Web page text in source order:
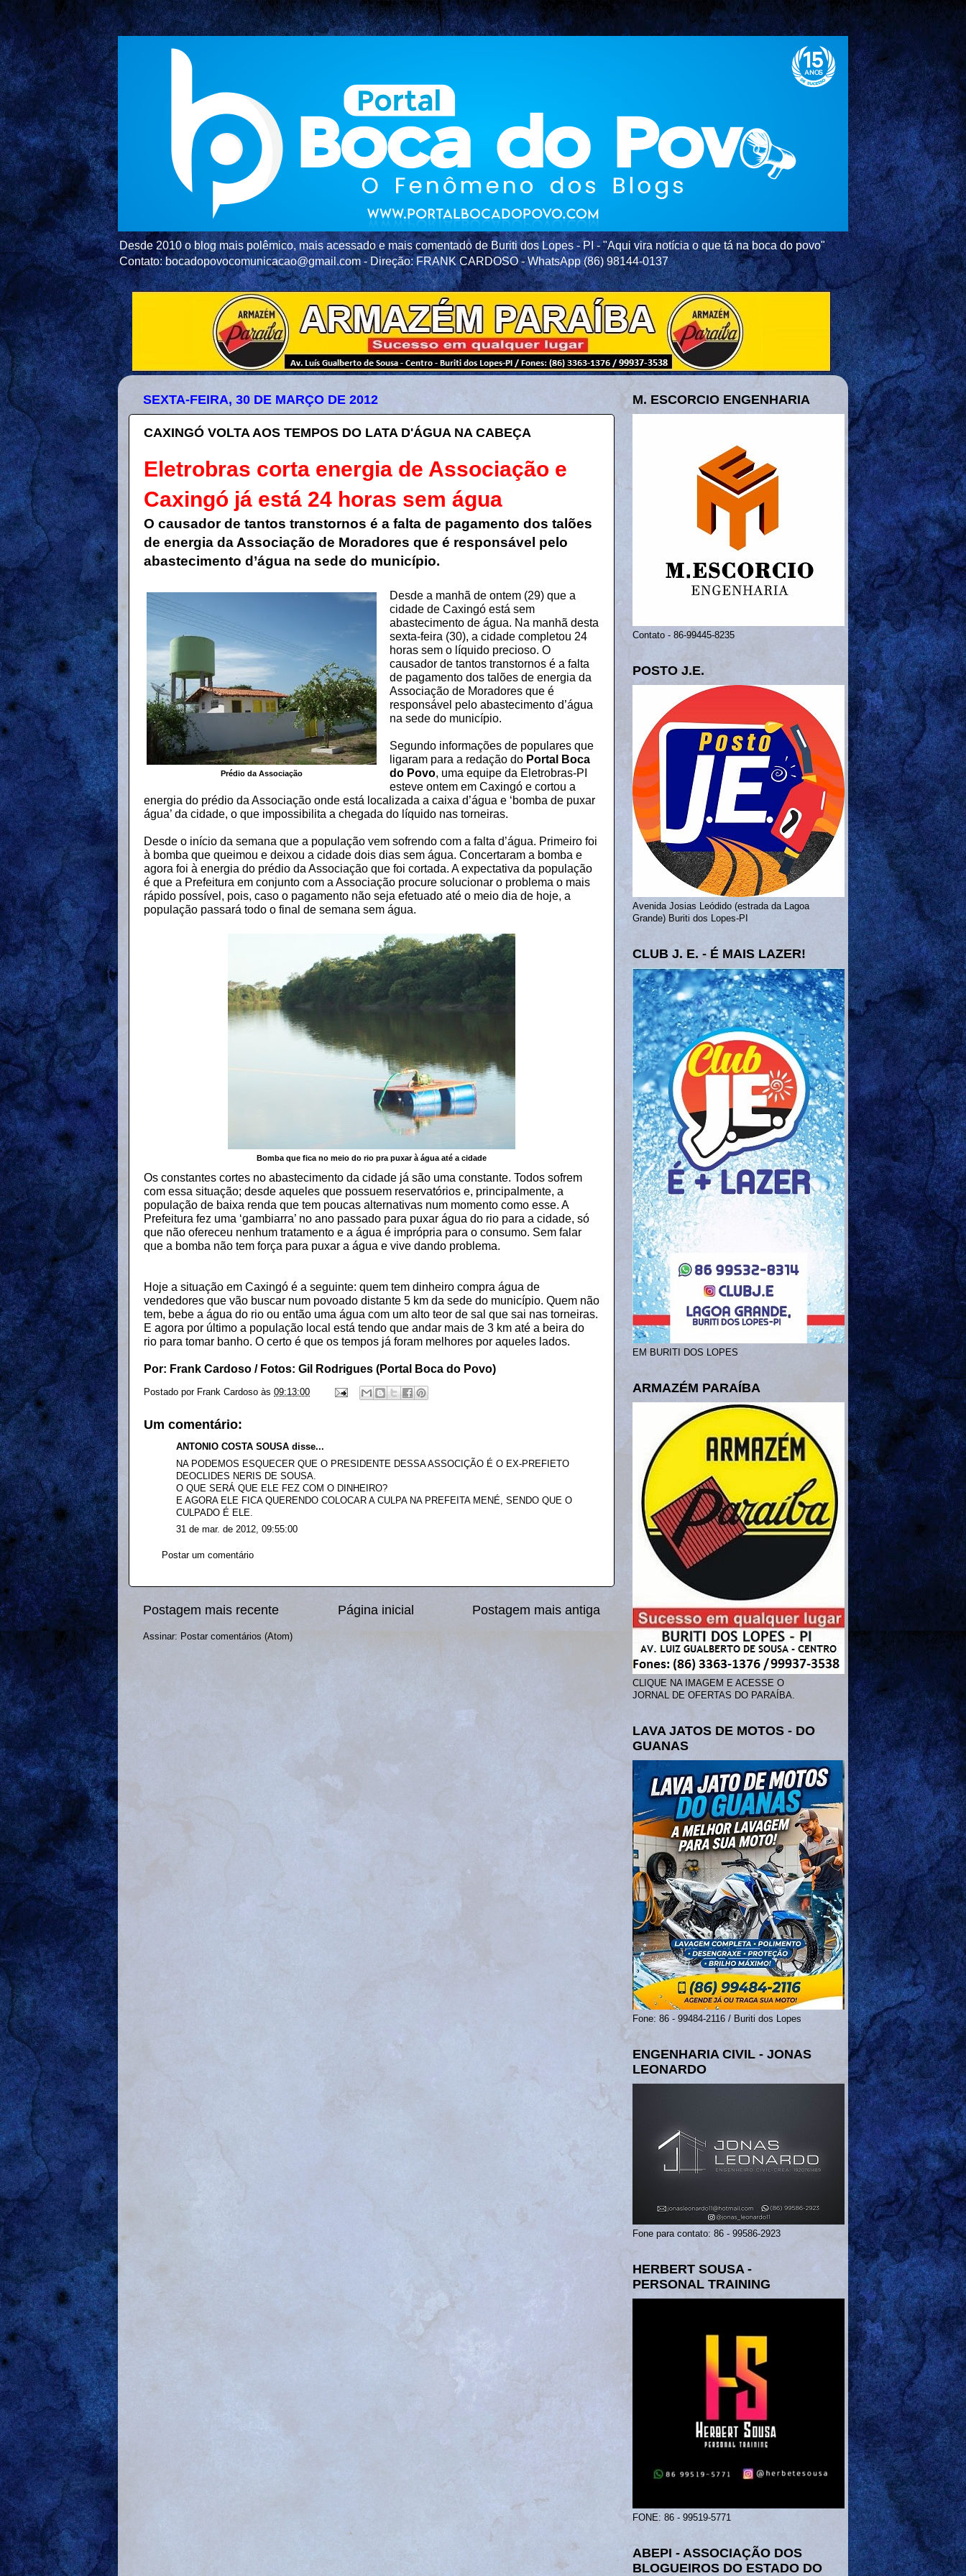
Desde 2010 o blog mais polêmico, mais acessado e mais comentado de Buriti dos Lopes - PI - "Aqui vira notícia o que tá na boca do povo"
Contato: bocadopovocomunicacao@gmail.com - Direção: FRANK CARDOSO - WhatsApp (86) 98144-0137
SEXTA-FEIRA, 30 DE MARÇO DE 2012
CAXINGÓ VOLTA AOS TEMPOS DO LATA D'ÁGUA NA CABEÇA
Eletrobras corta energia de Associação e
Caxingó já está 24 horas sem água
O causador de tantos transtornos é a falta de pagamento dos talões
de energia da Associação de Moradores que é responsável pelo
abastecimento d’água na sede do município.
Prédio da Associação
Desde a manhã de ontem (29) que a
cidade de Caxingó está sem
abastecimento de água. Na manhã desta
sexta-feira (30), a cidade completou 24
horas sem o líquido precioso. O
causador de tantos transtornos é a falta
de pagamento dos talões de energia da
Associação de Moradores que é
responsável pelo abastecimento d’água
na sede do município.
Segundo informações de populares que
ligaram para a redação do Portal Boca
do Povo, uma equipe da Eletrobras-PI
esteve ontem em Caxingó e cortou a
energia do prédio da Associação onde está localizada a caixa d’água e ‘bomba de puxar
água’ da cidade, o que impossibilita a chegada do líquido nas torneiras.
Desde o início da semana que a população vem sofrendo com a falta d’água. Primeiro foi
à bomba que queimou e deixou a cidade dois dias sem água. Concertaram a bomba e
agora foi à energia do prédio da Associação que foi cortada. A expectativa da população
é que a Prefeitura em conjunto com a Associação procure solucionar o problema o mais
rápido possível, pois, caso o pagamento não seja efetuado até o meio dia de hoje, a
população passará todo o final de semana sem água.
Bomba que fica no meio do rio pra puxar à água até a cidade
Os constantes cortes no abastecimento da cidade já são uma constante. Todos sofrem
com essa situação; desde aqueles que possuem reservatórios e, principalmente, a
população de baixa renda que tem poucas alternativas num momento como esse. A
Prefeitura fez uma ‘gambiarra’ no ano passado para puxar água do rio para a cidade, só
que não ofereceu nenhum tratamento e a água é imprópria para o consumo. Sem falar
que a bomba não tem força para puxar a água e vive dando problema.
Hoje a situação em Caxingó é a seguinte: quem tem dinheiro compra água de
vendedores que vão buscar num povoado distante 5 km da sede do município. Quem não
tem, bebe a água do rio ou então uma água com um alto teor de sal que sai nas torneiras.
E agora por último a população local está tendo que andar mais de 3 km até a beira do
rio para tomar banho. O certo é que os tempos já foram melhores por aqueles lados.
Por: Frank Cardoso / Fotos: Gil Rodrigues (Portal Boca do Povo)
Postado por Frank Cardoso às 09:13:00
Um comentário:
ANTONIO COSTA SOUSA disse...
NA PODEMOS ESQUECER QUE O PRESIDENTE DESSA ASSOCIÇÃO É O EX-PREFIETO
DEOCLIDES NERIS DE SOUSA.
O QUE SERÁ QUE ELE FEZ COM O DINHEIRO?
E AGORA ELE FICA QUERENDO COLOCAR A CULPA NA PREFEITA MENÉ, SENDO QUE O
CULPADO É ELE.
31 de mar. de 2012, 09:55:00
Postar um comentário
Postagem mais recente Postagem mais antiga
Página inicial
Assinar: Postar comentários (Atom)
M. ESCORCIO ENGENHARIA
Contato - 86-99445-8235
POSTO J.E.
Avenida Josias Leódido (estrada da Lagoa
Grande) Buriti dos Lopes-PI
CLUB J. E. - É MAIS LAZER!
EM BURITI DOS LOPES
ARMAZÉM PARAÍBA
CLIQUE NA IMAGEM E ACESSE O
JORNAL DE OFERTAS DO PARAÍBA.
LAVA JATOS DE MOTOS - DO
GUANAS
Fone: 86 - 99484-2116 / Buriti dos Lopes
ENGENHARIA CIVIL - JONAS
LEONARDO
Fone para contato: 86 - 99586-2923
HERBERT SOUSA -
PERSONAL TRAINING
FONE: 86 - 99519-5771
ABEPI - ASSOCIAÇÃO DOS
BLOGUEIROS DO ESTADO DO